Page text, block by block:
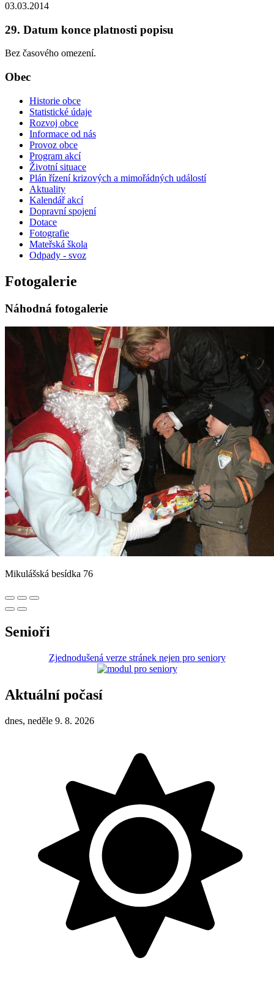
03.03.2014
29. Datum konce platnosti popisu
Bez časového omezení.
Obec
Historie obce
Statistické údaje
Rozvoj obce
Informace od nás
Provoz obce
Program akcí
Životní situace
Plán řízení krizových a mimořádných událostí
Aktuality
Kalendář akcí
Dopravní spojení
Dotace
Fotografie
Mateřská škola
Odpady - svoz
Fotogalerie
Náhodná fotogalerie
Mikulášská besídka 76
Senioři
Zjednodušená verze stránek nejen pro seniory
Aktuální počasí
dnes, neděle 9. 8. 2026